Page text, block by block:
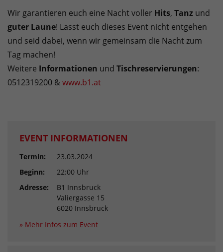
Wir garantieren euch eine Nacht voller Hits, Tanz und
guter Laune! Lasst euch dieses Event nicht entgehen
und seid dabei, wenn wir gemeinsam die Nacht zum
Tag machen!
Weitere Informationen und Tischreservierungen:
0512319200 & www.b1.at
EVENT INFORMATIONEN
Termin:
23.03.2024
Beginn:
22:00 Uhr
Adresse:
B1 Innsbruck
Valiergasse 15
6020 Innsbruck
» Mehr Infos zum Event